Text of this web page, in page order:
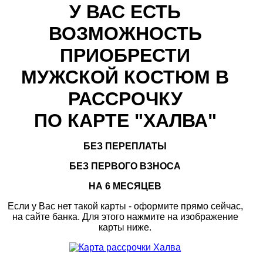
У ВАС ЕСТЬ
ВОЗМОЖНОСТЬ
ПРИОБРЕСТИ
МУЖСКОЙ КОСТЮМ В
РАССРОЧКУ
ПО КАРТЕ "ХАЛВА"
БЕЗ ПЕРЕПЛАТЫ
БЕЗ ПЕРВОГО ВЗНОСА
НА 6 МЕСЯЦЕВ
Если у Вас нет такой карты - оформите прямо сейчас,
на сайте банка. Для этого нажмите на изображение
карты ниже.